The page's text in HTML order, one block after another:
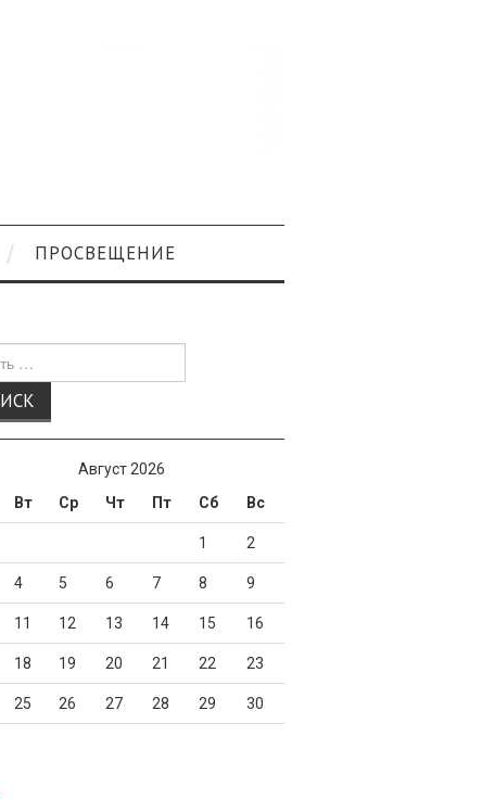
ПРОСВЕЩЕНИЕ
Август 2026
Вт Ср Чт Пт Сб Вс
1 2
4 5 6 7 8 9
11 12 13 14 15 16
18 19 20 21 22 23
25 26 27 28 29 30